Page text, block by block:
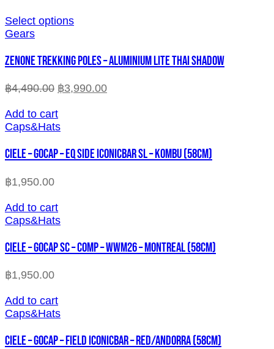
Select options
Gears
ZENONE TREKKING POLES – ALUMINIUM LITE THAI SHADOW
฿4,490.00 ฿3,990.00
Add to cart
Caps&Hats
CIELE – GOCAP – EQ SIDE ICONICBAR SL – KOMBU (58cm)
฿1,950.00
Add to cart
Caps&Hats
CIELE – GOCAP SC – COMP – WWM26 – MONTREAL (58cm)
฿1,950.00
Add to cart
Caps&Hats
CIELE – GOCAP – FIELD ICONICBAR – RED/ANDORRA (58cm)